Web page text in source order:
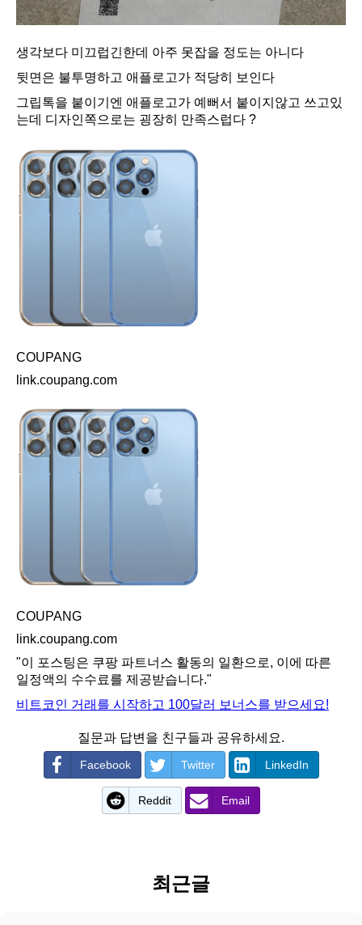
생각보다 미끄럽긴한데 아주 못잡을 정도는 아니다
뒷면은 불투명하고 애플로고가 적당히 보인다
그립톡을 붙이기엔 애플로고가 예뻐서 붙이지않고 쓰고있
는데 디자인쪽으로는 굉장히 만족스럽다 ?
COUPANG
link.coupang.com
COUPANG
link.coupang.com
"이 포스팅은 쿠팡 파트너스 활동의 일환으로, 이에 따른
일정액의 수수료를 제공받습니다."
비트코인 거래를 시작하고 100달러 보너스를 받으세요!
질문과 답변을 친구들과 공유하세요.
Facebook Twitter LinkedIn
Reddit Email
최근글